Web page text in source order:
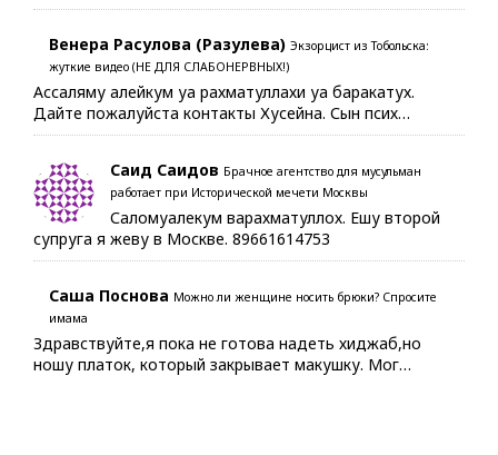
Венера Расулова (Разулева) Экзорцист из Тобольска:
жуткие видео (НЕ ДЛЯ СЛАБОНЕРВНЫХ!)
Ассаляму алейкум уа рахматуллахи уа баракатух.
Дайте пожалуйста контакты Хусейна. Сын псих…
Саид Саидов Брачное агентство для мусульман
работает при Исторической мечети Москвы
Саломуалекум варахматуллох. Ешу второй
супруга я жеву в Москве. 89661614753
Саша Поснова Можно ли женщине носить брюки? Спросите
имама
Здравствуйте,я пока не готова надеть хиджаб,но
ношу платок, который закрывает макушку. Мог…